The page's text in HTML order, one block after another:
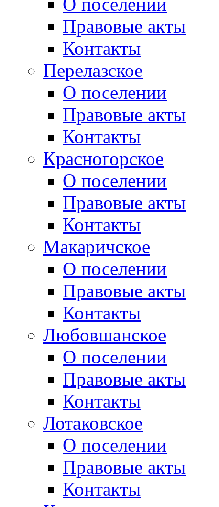
Правовые акты
Контакты
Перелазское
О поселении
Правовые акты
Контакты
Красногорское
О поселении
Правовые акты
Контакты
Макаричское
О поселении
Правовые акты
Контакты
Любовшанское
О поселении
Правовые акты
Контакты
Лотаковское
О поселении
Правовые акты
Контакты